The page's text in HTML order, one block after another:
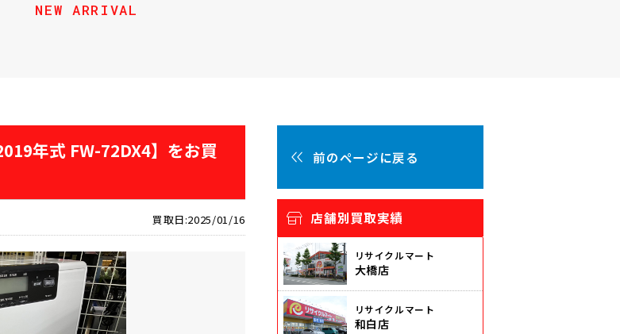
NEW ARRIVAL
年式 FW-72DX4】をお買
買取日:2025/01/16
前のページに戻る
店舗別買取実績
リサイクルマート
大橋店
リサイクルマート
和白店